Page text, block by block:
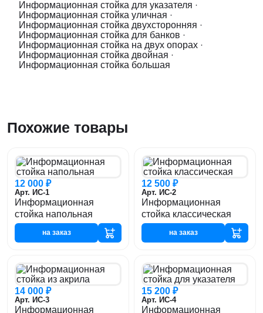
Информационная стойка для указателя ·
Информационная стойка уличная ·
Информационная стойка двухсторонняя ·
Информационная стойка для банков ·
Информационная стойка на двух опорах ·
Информационная стойка двойная ·
Информационная стойка большая
Похожие товары
12 000 ₽
Арт. ИС-1
Информационная
стойка напольная
на заказ
12 500 ₽
Арт. ИС-2
Информационная
стойка классическая
на заказ
14 000 ₽
Арт. ИС-3
Информационная
15 200 ₽
Арт. ИС-4
Информационная